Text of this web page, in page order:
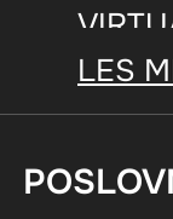
LES